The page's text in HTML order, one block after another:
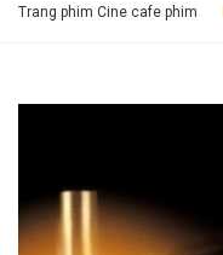
Trang phim Cine cafe phim